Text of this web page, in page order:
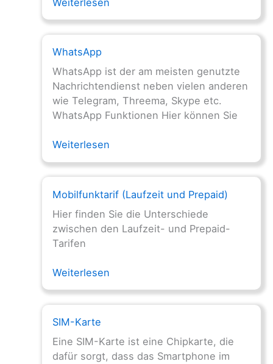
WhatsApp
WhatsApp ist der am meisten genutzte
Nachrichtendienst neben vielen anderen
wie Telegram, Threema, Skype etc.
WhatsApp Funktionen Hier können Sie
Weiterlesen
Mobilfunktarif (Laufzeit und Prepaid)
Hier finden Sie die Unterschiede
zwischen den Laufzeit- und Prepaid-
Tarifen
Weiterlesen
SIM-Karte
Eine SIM-Karte ist eine Chipkarte, die
dafür sorgt, dass das Smartphone im